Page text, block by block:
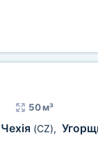
50 м³
Чехія (CZ),